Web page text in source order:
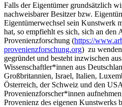
Falls der Eigentümer grundsätzlich
nachweisbarer Besitzer bzw.
Eigentümerwechsel sein Kunstwerk
hat, so empfiehlt es sich, sich an den
Provenienzforschung (https://
provenienzforschung.org) zu
gegründet und besteht inzwischen
Wissenschaftler*innen aus
Großbritannien, Israel, Italien,
Österreich, der Schweiz und den
Provenienzforscher*innen
Provenienz des eigenen Kunstwerks